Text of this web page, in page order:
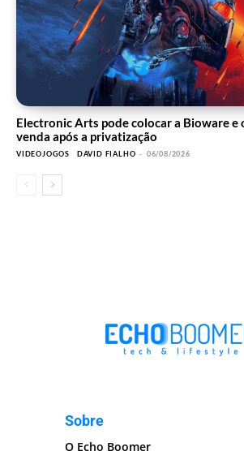
Electronic Arts pode colocar a Bioware e
venda após a privatização
VIDEOJOGOS DAVID FIALHO - 06/08/2026
Sobre
O Echo Boomer